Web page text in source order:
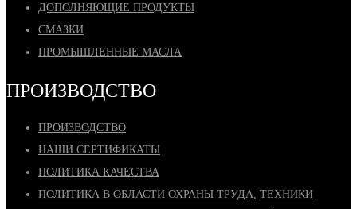
ДОПОЛНЯЮЩИЕ ПРОДУКТЫ
СМАЗКИ
ПРОМЫШЛЕННЫЕ МАСЛА
ПРОИЗВОДСТВО
ПРОИЗВОДСТВО
НАШИ СЕРТИФИКАТЫ
ПОЛИТИКА КАЧЕСТВА
ПОЛИТИКА В ОБЛАСТИ ОХРАНЫ ТРУДА, ТЕХНИКИ